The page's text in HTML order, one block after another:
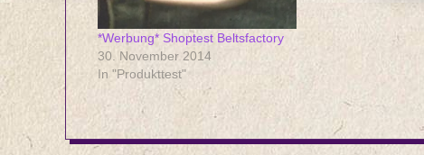
*Werbung* Shoptest Beltsfactory
30. November 2014
In "Produkttest"